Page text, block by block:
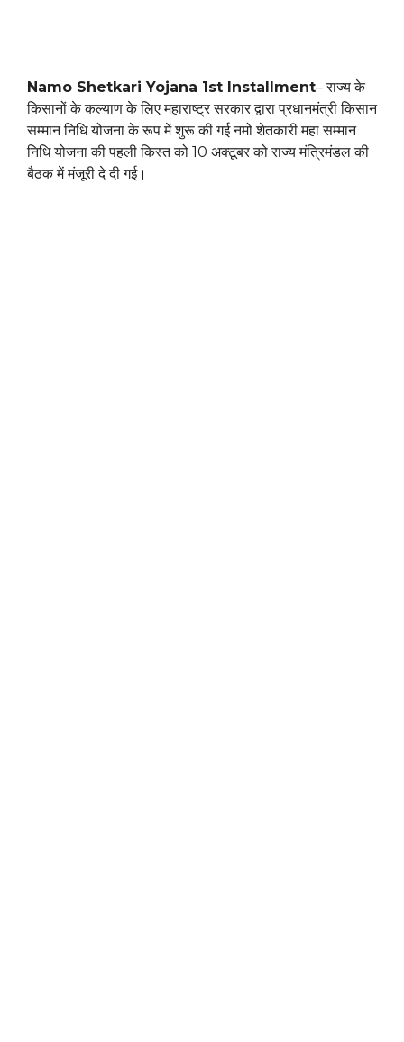
Namo Shetkari Yojana 1st Installment– राज्य के
किसानों के कल्याण के लिए महाराष्ट्र सरकार द्वारा प्रधानमंत्री किसान
सम्मान निधि योजना के रूप में शुरू की गई नमो शेतकारी महा सम्मान
निधि योजना की पहली किस्त को 10 अक्टूबर को राज्य मंत्रिमंडल की
बैठक में मंजूरी दे दी गई।